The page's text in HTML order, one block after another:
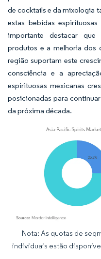
de cocktails e da mixologia
estas bebidas
importante destacar
produtos e a melhoria dos
região suportam este
consciência e a
espirituosas mexicanas
posicionadas para
da próxima década.
Imagem © Mordor Intelligence. O
Nota: As quotas de
individuais estão